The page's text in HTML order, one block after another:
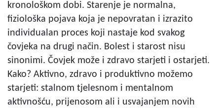
kronološkom dobi. Starenje je normalna,
fiziološka pojava koja je nepovratan i izrazito
individualan proces koji nastaje kod svakog
čovjeka na drugi način. Bolest i starost nisu
sinonimi. Čovjek može i zdravo starjeti i ostarjeti.
Kako? Aktivno, zdravo i produktivno možemo
starjeti: stalnom tjelesnom i mentalnom
aktivnošću, prijenosom ali i usvajanjem novih